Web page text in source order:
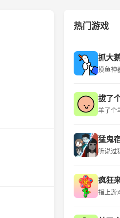
热门游戏
抓大
拔了
猛鬼
疯狂